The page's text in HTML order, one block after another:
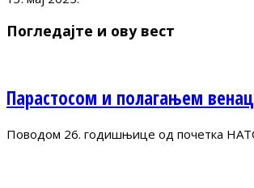
Погледајте и ову вест
Парастосом и полагањем
Поводом 26. годишњице од почетка